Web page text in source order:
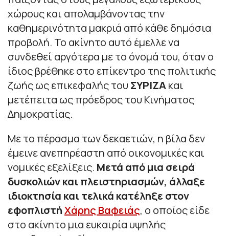
χώρους και απολαμβάνοντας την
καθημερινότητα μακριά από κάθε δημόσια
προβολή. Το ακίνητο αυτό έμελλε να
συνδεθεί αργότερα με το όνομά του, όταν ο
ίδιος βρέθηκε στο επίκεντρο της πολιτικής
ζωής ως επικεφαλής του ΣΥΡΙΖΑκαι
μετέπειτα ως πρόεδρος του Κινήματος
Δημοκρατίας.
Με το πέρασμα των δεκαετιών, η βίλα δεν
έμεινε ανεπηρέαστη από οικονομικές και
νομικές εξελίξεις. Μετά από μια σειρά
δυσκολιών και πλειστηριασμών, άλλαξε
ιδιοκτησία και τελικά κατέληξε στον
εφοπλιστήΧάρης Βαφειάς, ο οποίος είδε
στο ακίνητο μια ευκαιρία υψηλής